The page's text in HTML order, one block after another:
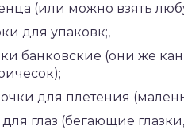
(или можно взять
для упаковк;,
банковские (они же
для плетения
для глаз (бегающие